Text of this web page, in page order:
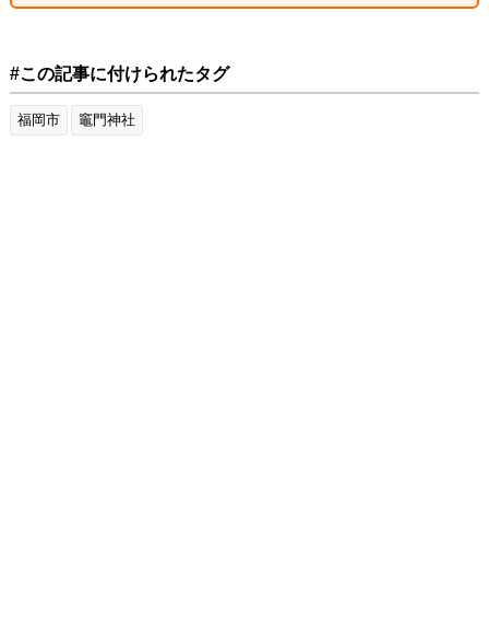
#この記事に付けられたタグ
福岡市 竈門神社